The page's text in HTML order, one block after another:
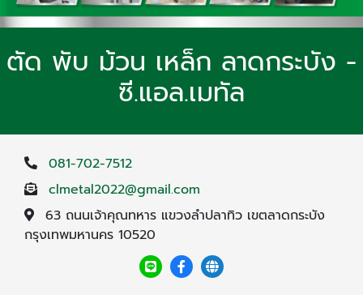
ตัด พับ ม้วน เหล็ก ลาดกระบัง -
ซี.แอล.เมทัล
081-702-7512
clmetal2022@gmail.com
63 ถนนเจ้าคุณทหาร แขวงลำปลาทิว เขตลาดกระบัง
กรุงเทพมหานคร 10520